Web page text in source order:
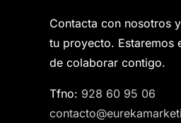
Contacta con nosotros
tu proyecto. Estaremos
de colaborar contigo.
Tfno: 928 60 95 06